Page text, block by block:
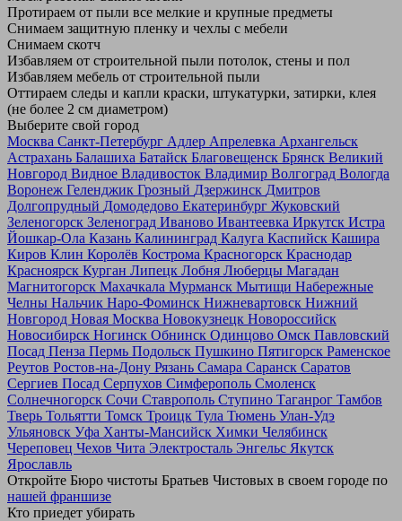
Протираем от пыли все мелкие и крупные предметы
Снимаем защитную пленку и чехлы с мебели
Снимаем скотч
Избавляем от строительной пыли потолок, стены и пол
Избавляем мебель от строительной пыли
Оттираем следы и капли краски, штукатурки, затирки, клея
(не более 2 см диаметром)
Выберите свой город
Москва Санкт-Петербург Адлер Апрелевка Архангельск
Астрахань Балашиха Батайск Благовещенск Брянск Великий
Новгород Видное Владивосток Владимир Волгоград Вологда
Воронеж Геленджик Грозный Дзержинск Дмитров
Долгопрудный Домодедово Екатеринбург Жуковский
Зеленогорск Зеленоград Иваново Ивантеевка Иркутск Истра
Йошкар-Ола Казань Калининград Калуга Каспийск Кашира
Киров Клин Королёв Кострома Красногорск Краснодар
Красноярск Курган Липецк Лобня Люберцы Магадан
Магнитогорск Махачкала Мурманск Мытищи Набережные
Челны Нальчик Наро-Фоминск Нижневартовск Нижний
Новгород Новая Москва Новокузнецк Новороссийск
Новосибирск Ногинск Обнинск Одинцово Омск Павловский
Посад Пенза Пермь Подольск Пушкино Пятигорск Раменское
Реутов Ростов-на-Дону Рязань Самара Саранск Саратов
Сергиев Посад Серпухов Симферополь Смоленск
Солнечногорск Сочи Ставрополь Ступино Таганрог Тамбов
Тверь Тольятти Томск Троицк Тула Тюмень Улан-Удэ
Ульяновск Уфа Ханты-Мансийск Химки Челябинск
Череповец Чехов Чита Электросталь Энгельс Якутск
Ярославль
Откройте Бюро чистоты Братьев Чистовых в своем городе по
нашей франшизе
Кто приедет убирать